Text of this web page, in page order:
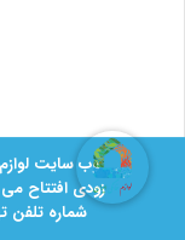
وب سایت
زودی افتتاح
شماره تلفن تهران ۵۵۳۳۳8۳۳ تماس